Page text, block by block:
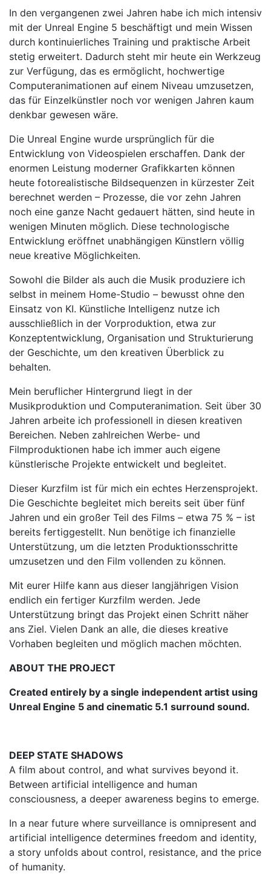
In den vergangenen zwei Jahren habe ich mich intensiv
mit der Unreal Engine 5 beschäftigt und mein Wissen
durch kontinuierliches Training und praktische Arbeit
stetig erweitert. Dadurch steht mir heute ein Werkzeug
zur Verfügung, das es ermöglicht, hochwertige
Computeranimationen auf einem Niveau umzusetzen,
das für Einzelkünstler noch vor wenigen Jahren kaum
denkbar gewesen wäre.
Die Unreal Engine wurde ursprünglich für die
Entwicklung von Videospielen erschaffen. Dank der
enormen Leistung moderner Grafikkarten können
heute fotorealistische Bildsequenzen in kürzester Zeit
berechnet werden – Prozesse, die vor zehn Jahren
noch eine ganze Nacht gedauert hätten, sind heute in
wenigen Minuten möglich. Diese technologische
Entwicklung eröffnet unabhängigen Künstlern völlig
neue kreative Möglichkeiten.
Sowohl die Bilder als auch die Musik produziere ich
selbst in meinem Home-Studio – bewusst ohne den
Einsatz von KI. Künstliche Intelligenz nutze ich
ausschließlich in der Vorproduktion, etwa zur
Konzeptentwicklung, Organisation und Strukturierung
der Geschichte, um den kreativen Überblick zu
behalten.
Mein beruflicher Hintergrund liegt in der
Musikproduktion und Computeranimation. Seit über 30
Jahren arbeite ich professionell in diesen kreativen
Bereichen. Neben zahlreichen Werbe- und
Filmproduktionen habe ich immer auch eigene
künstlerische Projekte entwickelt und begleitet.
Dieser Kurzfilm ist für mich ein echtes Herzensprojekt.
Die Geschichte begleitet mich bereits seit über fünf
Jahren und ein großer Teil des Films – etwa 75 % – ist
bereits fertiggestellt. Nun benötige ich finanzielle
Unterstützung, um die letzten Produktionsschritte
umzusetzen und den Film vollenden zu können.
Mit eurer Hilfe kann aus dieser langjährigen Vision
endlich ein fertiger Kurzfilm werden. Jede
Unterstützung bringt das Projekt einen Schritt näher
ans Ziel. Vielen Dank an alle, die dieses kreative
Vorhaben begleiten und möglich machen möchten.
ABOUT THE PROJECT
Created entirely by a single independent artist using
Unreal Engine 5 and cinematic 5.1 surround sound.
DEEP STATE SHADOWS
A film about control, and what survives beyond it.
Between artificial intelligence and human
consciousness, a deeper awareness begins to emerge.
In a near future where surveillance is omnipresent and
artificial intelligence determines freedom and identity,
a story unfolds about control, resistance, and the price
of humanity.